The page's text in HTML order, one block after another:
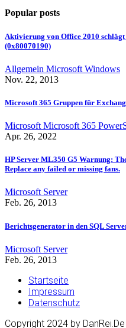
Popular posts
Aktivierung von Office 2010
(0x80070190)
Allgemein Microsoft Windows
Nov. 22, 2013
Microsoft 365 Gruppen für
Microsoft Microsoft 365
Apr. 26, 2022
HP Server ML350 G5 Warnung:
Replace any failed or missing fans.
Microsoft Server
Feb. 26, 2013
Berichtsgenerator in den SQL
Microsoft Server
Feb. 26, 2013
Startseite
Impressum
Datenschutz
Copyright 2024 by